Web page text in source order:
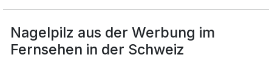
Nagelpilz aus der Werbung im
Fernsehen in der Schweiz